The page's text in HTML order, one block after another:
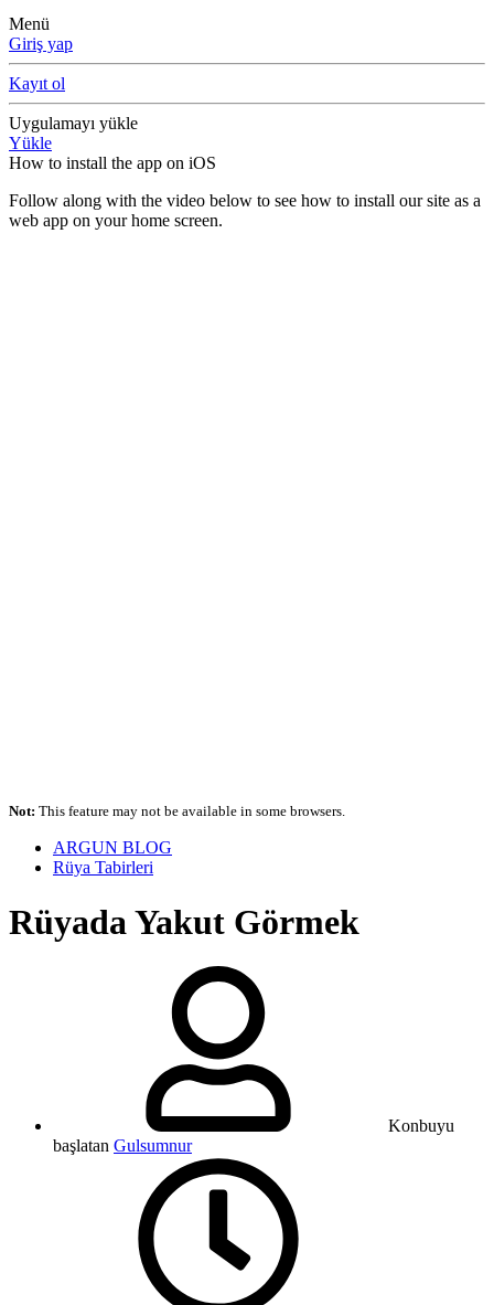
Menü
Giriş yap
Kayıt ol
Uygulamayı yükle
Yükle
How to install the app on iOS
Follow along with the video below to see how to install our site as a
web app on your home screen.
Not: This feature may not be available in some browsers.
ARGUN BLOG
Rüya Tabirleri
Rüyada Yakut Görmek
Konbuyu
başlatan Gulsumnur